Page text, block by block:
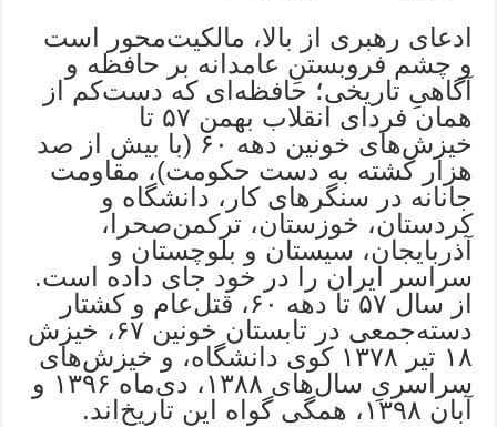
ادعای رهبری از بالا، مالکیت‌محور است
و چشم فروبستنِ عامدانه بر حافظه و
آگاهیِ تاریخی؛ حافظه‌ای که دست‌کم از
همان فردای انقلاب بهمن ۵۷ تا
خیزش‌های خونین دهه ۶۰ (با بیش از صد
هزار کشته به دست حکومت)، مقاومت
جانانه در سنگرهای کار، دانشگاه و
کردستان، خوزستان، ترکمن‌صحرا،
‌آذربایجان، سیستان و بلوچستان و
سراسر ایران را در خود جای داده است.
از سال ۵۷ تا دهه ۶۰، قتل‌عام و کشتار
دسته‌جمعی در تابستان خونین ۶۷، خیزش
۱۸ تیر ۱۳۷۸ کوی دانشگاه، و خیزش‌های
سراسریِ سال‌های ۱۳۸۸، دی‌ماه ۱۳۹۶ و
آبان ۱۳۹۸، همگی گواه این تاریخ‌اند.